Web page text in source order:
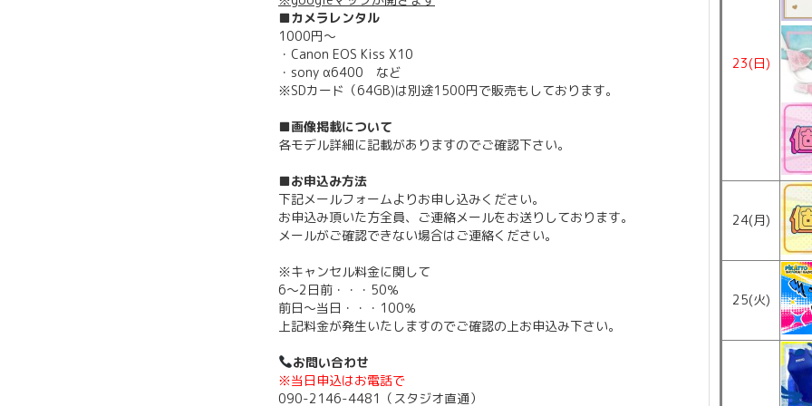
■カメラレンタル
1000円～
・Canon EOS Kiss X10
・sony α6400 など
※SDカード（64GB)は別途1500円で販売もしております。
■画像掲載について
各モデル詳細に記載がありますのでご確認下さい。
■お申込み方法
下記メールフォームよりお申し込みください。
お申込み頂いた方全員、ご連絡メールをお送りしております。
メールがご確認できない場合はご連絡ください。
※キャンセル料金に関して
6〜2日前・・・50％
前日〜当日・・・100％
上記料金が発生いたしますのでご確認の上お申込み下さい。
お問い合わせ
※当日申込はお電話で
090-2146-4481（スタジオ直通）
23(日)
24(月)
25(火)